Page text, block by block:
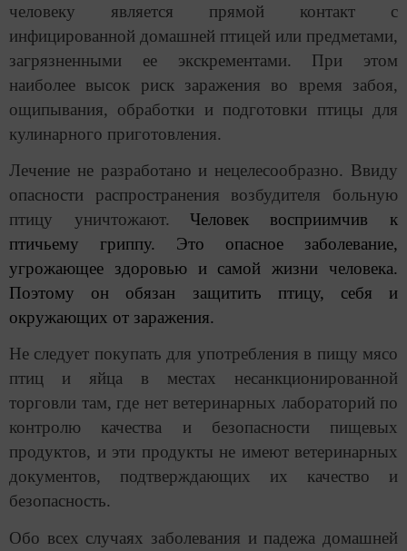
человеку является прямой контакт с
инфицированной домашней птицей или предметами,
загрязненными ее экскрементами. При этом
наиболее высок риск заражения во время забоя,
ощипывания, обработки и подготовки птицы для
кулинарного приготовления.
Лечение не разработано и нецелесообразно. Ввиду
опасности распространения возбудителя больную
птицу уничтожают.
Человек восприимчив к
птичьему гриппу. Это опасное заболевание,
угрожающее здоровью и самой жизни человека.
Поэтому он обязан защитить птицу, себя и
окружающих от заражения.
Не следует покупать для употребления в пищу мясо
птиц и яйца в местах несанкционированной
торговли там, где нет ветеринарных лабораторий по
контролю качества и безопасности пищевых
продуктов, и эти продукты не имеют ветеринарных
документов, подтверждающих их качество и
безопасность.
Обо всех случаях заболевания и падежа домашней